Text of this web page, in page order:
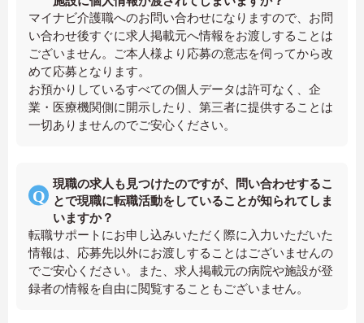
マイナビ介護職へのお問い合わせになりますので、お問
い合わせ後すぐに求人掲載元へ情報をお渡しすることは
ございません。ご本人様より応募の意志を伺ってから改
めて応募となります。
お預かりしているすべての個人データは許可なく、企
業・医療機関側に開示したり、第三者に提供することは
一切ありませんのでご安心ください。
現職の求人も見つけたのですが、問い合わせするこ
とで現職に転職活動をしていることが知られてしま
いますか？
転職サポートにお申し込みいただく際に入力いただいた
情報は、応募先以外にお渡しすることはございませんの
でご安心ください。また、求人掲載元の病院や施設が登
録者の情報を自由に閲覧することもございません。